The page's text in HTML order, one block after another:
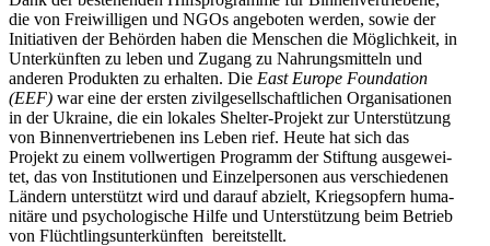
die von Frei­wil­li­gen und NGOs ange­bo­ten werden, sowie der
Initia­ti­ven der Behör­den haben die Men­schen die Mög­lich­keit, in
Unter­künf­ten zu leben und Zugang zu Nah­rungs­mit­teln und
anderen Pro­duk­ten zu erhal­ten. Die East Europe Foun­da­tion
(EEF) war eine der ersten zivil­ge­sell­schaft­li­chen Orga­ni­sa­tio­nen
in der Ukraine, die ein lokales Shelter-Projekt zur Unter­stüt­zung
von Bin­nen­ver­trie­be­nen ins Leben rief. Heute hat sich das
Projekt zu einem voll­wer­ti­gen Pro­gramm der Stif­tung aus­ge­wei­
tet, das von Insti­tu­tio­nen und Ein­zel­per­so­nen aus ver­schie­de­nen
Ländern unter­stützt wird und darauf abzielt, Kriegs­op­fern huma­
ni­täre und psy­cho­lo­gi­sche Hilfe und Unter­stüt­zung beim Betrieb
von Flücht­lings­un­ter­künf­ten bereitstellt.